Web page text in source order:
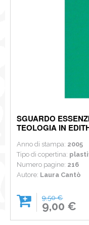
SGUARDO
TEOLOGIA IN
Anno di stampa: 2005
Tipo di copertina:
Numero pagine: 216
Autore: Laura Cantò
9,50 €
9,00 €